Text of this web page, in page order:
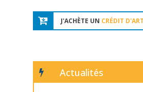
J'ACHÈTE UN CRÉDIT
Actualités